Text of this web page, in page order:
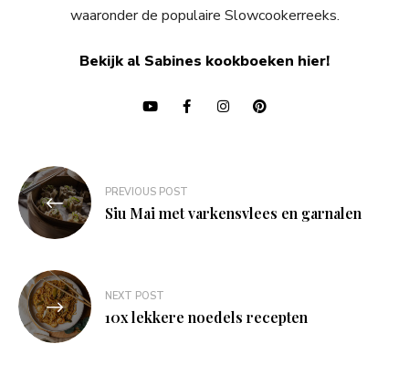
waaronder de populaire Slowcookerreeks.
Bekijk al Sabines kookboeken hier!
Bericht
navigatie
PREVIOUS POST
Siu Mai met varkensvlees en garnalen
NEXT POST
10x lekkere noedels recepten